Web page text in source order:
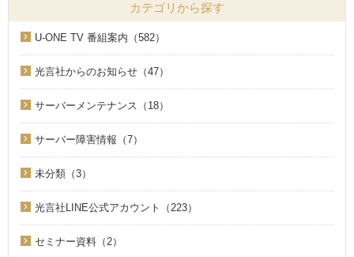
カテゴリから探す
U-ONE TV 番組案内（582）
光言社からのお知らせ（47）
サーバーメンテナンス（18）
サーバー障害情報（7）
未分類（3）
光言社LINE公式アカウント（223）
セミナー資料（2）